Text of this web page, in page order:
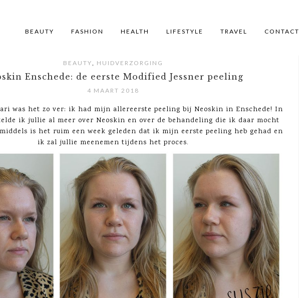
BEAUTY FASHION HEALTH LIFESTYLE TRAVEL CONTACT
BEAUTY , HUIDVERZORGING
Enschede: de eerste Modified Jessner peeling
4 MAART 2018
was het zo ver: ik had mijn allereerste peeling bij Neoskin in Enschede! In
ik jullie al meer over Neoskin en over de behandeling die ik daar mocht
is het ruim een week geleden dat ik mijn eerste peeling heb gehad en
ik zal jullie meenemen tijdens het proces.